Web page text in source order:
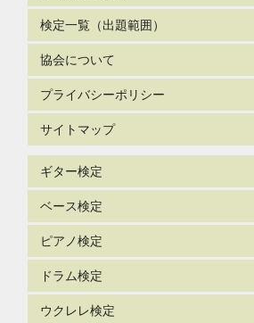
検定一覧（出題範囲）
協会について
プライバシーポリシー
サイトマップ
ギター検定
ベース検定
ピアノ検定
ドラム検定
ウクレレ検定